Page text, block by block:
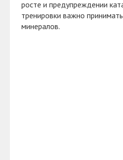
росте и предупреждении
тренировки важно
минералов.